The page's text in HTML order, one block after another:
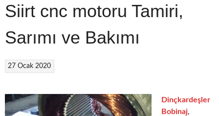
Siirt cnc motoru Tamiri,
Sarımı ve Bakımı
27 Ocak 2020
Dinçkardeşler
Bobinaj,